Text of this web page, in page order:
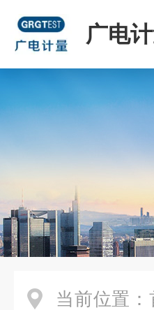
广电
司
当前位置：